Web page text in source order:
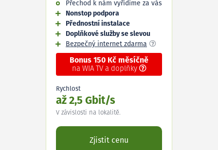
Přechod k nám vyřídíme za vás
Nonstop podpora
Přednostní instalace
Doplňkové služby se slevou
Bezpečný internet zdarma
Bonus 150 Kč měsíčně
na WIA TV a doplňky
Rychlost
až 2,5 Gbit/s
V závislosti na lokalitě.
Zjistit cenu